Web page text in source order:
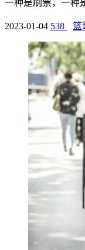
一种是刷票，一种
2023-01-04 538 篮